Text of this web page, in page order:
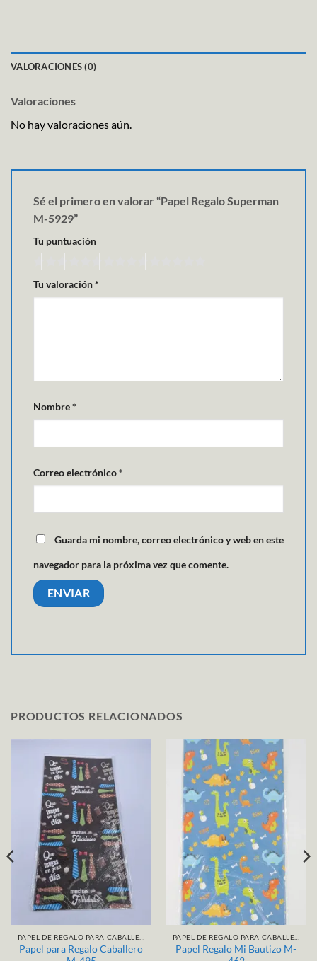
VALORACIONES (0)
Valoraciones
No hay valoraciones aún.
Sé el primero en valorar “Papel Regalo Superman
M-5929”
Tu puntuación
Tu valoración*
Nombre*
Correo electrónico*
Guarda mi nombre, correo electrónico y web en este
navegador para la próxima vez que comente.
PRODUCTOS RELACIONADOS
Papel para Regalo Caballero
Papel Regalo Mi Bautizo M-